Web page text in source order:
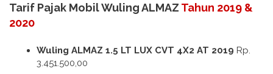
Tarif Pajak Mobil Wuling ALMAZ Tahun 2019 &
2020
Wuling ALMAZ 1.5 LT LUX CVT 4X2 AT 2019 Rp.
3.451.500,00